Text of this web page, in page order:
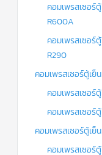
คอมเพรสเซอร์
R600A
คอมเพรสเซอร์
R290
คอมเพรสเซอร์ตู้เย็
คอมเพรสเซอร์
คอมเพรสเซอร์
คอมเพรสเซอร์ตู้เย็
คอมเพรสเซอร์